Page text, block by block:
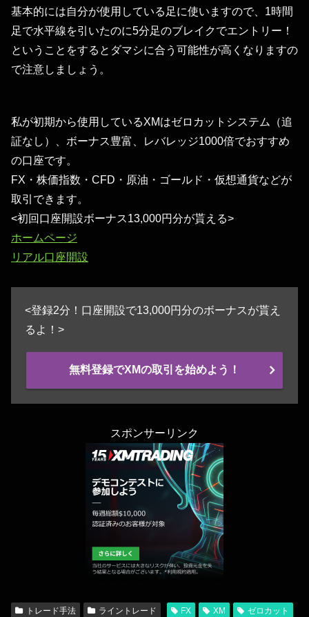
基本的には自分が使用している足に使いますので、1時間
足で水平線を引いたのに5分足のブレイクでエントリー！
ということをするとダマシに合う可能性が高くなりますの
で注意しましょう。
私が初期から使用しているXMはゼロカットシステム（追
証なし）、ボーナス豊富、レバレッジ1000倍でおすすめ
の口座です。
FX・株価指数・CFD・原油・ゴールド・仮想通貨などが
取引できます。
<初回口座開設ボーナス13,000円分が貰える>
ホームページ
リアル口座開設
<登録2分！口座開設で13,000円分のボーナスが貰え
るよ！>
無料登録でXMの取引を始めよう！
スポンサーリンク
トレード手法 ライントレード FX XM
ゼロカット